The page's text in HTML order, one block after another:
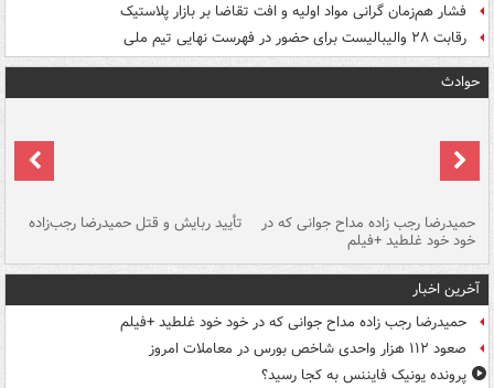
فشار هم‌زمان گرانی مواد اولیه و افت تقاضا بر بازار پلاستیک
رقابت ۲۸ والیبالیست برای حضور در فهرست نهایی تیم ملی
حوادث
حمیدرضا رجب زاده مداح جوانی که در
خود خود غلطید +فیلم
تأیید ربایش و قتل حمیدرضا رجب‌زاده
آخرین اخبار
حمیدرضا رجب زاده مداح جوانی که در خود خود غلطید +فیلم
صعود ۱۱۲ هزار واحدی شاخص بورس در معاملات امروز
پرونده یونیک فایننس به کجا رسید؟